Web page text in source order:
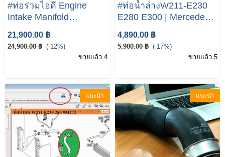
#ท่อร่วมไอดี Engine
Intake Manifold
Assembly for Mercedes-
Benz E calss W211
E350 M272 Enigne
21,900.00 ฿
24,900.00 ฿ (-12%)
ขายแล้ว 4
#ท่อน้ำล่างW211-E230
E280 E300 | Mercedes-
Benz E Class W211
E230 E280 E300
4,890.00 ฿
5,900.00 ฿ (-17%)
ขายแล้ว 5
แนะนำ แนะนำ